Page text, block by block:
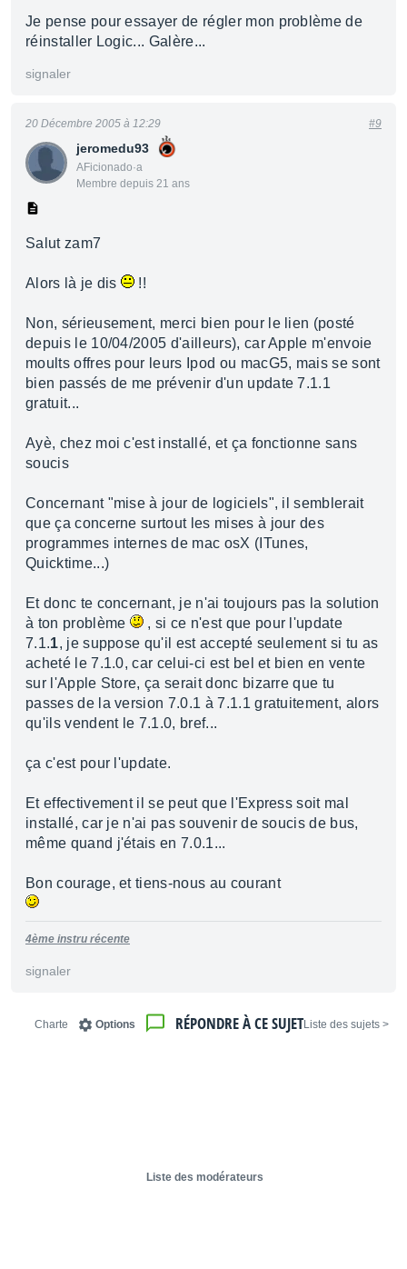
Je pense pour essayer de régler mon problème de
réinstaller Logic... Galère...
signaler
jeromedu93
AFicionado·a
Membre depuis 21 ans
20 Décembre 2005 à 12:29 #9
Salut zam7
Alors là je dis !!
Non, sérieusement, merci bien pour le lien (posté
depuis le 10/04/2005 d'ailleurs), car Apple m'envoie
moults offres pour leurs Ipod ou macG5, mais se sont
bien passés de me prévenir d'un update 7.1.1
gratuit...
Ayè, chez moi c'est installé, et ça fonctionne sans
soucis
Concernant "mise à jour de logiciels", il semblerait
que ça concerne surtout les mises à jour des
programmes internes de mac osX (ITunes,
Quicktime...)
Et donc te concernant, je n'ai toujours pas la solution
à ton problème
, si ce n'est que pour l'update
7.1.1, je suppose qu'il est accepté seulement si tu as
acheté le 7.1.0, car celui-ci est bel et bien en vente
sur l'Apple Store, ça serait donc bizarre que tu
passes de la version 7.0.1 à 7.1.1 gratuitement, alors
qu'ils vendent le 7.1.0, bref...
ça c'est pour l'update.
Et effectivement il se peut que l'Express soit mal
installé, car je n'ai pas souvenir de soucis de bus,
même quand j'étais en 7.0.1...
Bon courage, et tiens-nous au courant
4ème instru récente
signaler
< Liste des sujets
RÉPONDRE À CE SUJET
Options
Charte
Liste des modérateurs